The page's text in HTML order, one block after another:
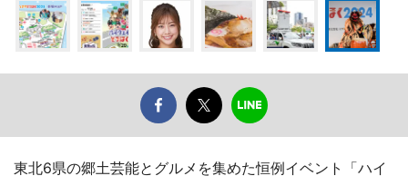
東北6県の郷土芸能とグルメを集めた恒例イベント「ハイ